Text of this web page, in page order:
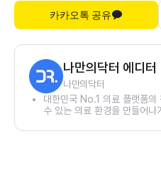
카카오톡 공유
나만의닥터 에디터
나만의닥터
대한민국 No.1 의료 플랫폼의
수 있는 의료 환경을 만들어나